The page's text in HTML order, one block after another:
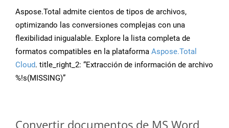
Aspose.Total admite cientos de tipos de archivos,
optimizando las conversiones complejas con una
flexibilidad inigualable. Explore la lista completa de
formatos compatibles en la plataforma Aspose.Total
Cloud. title_right_2: “Extracción de información de archivo
%!s(MISSING)”
Convertir documentos de MS Word